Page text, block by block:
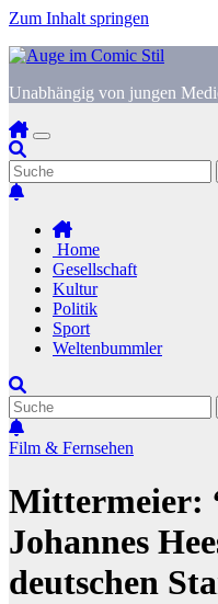
Zum Inhalt springen
Unabhängig von jungen
Home
Gesellschaft
Kultur
Politik
Sport
Weltenbummler
Film & Fernsehen
Mittermeier:
Johannes
deutschen